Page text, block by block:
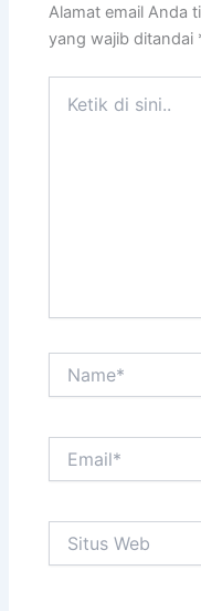
Alamat email Anda
yang wajib ditandai
Web